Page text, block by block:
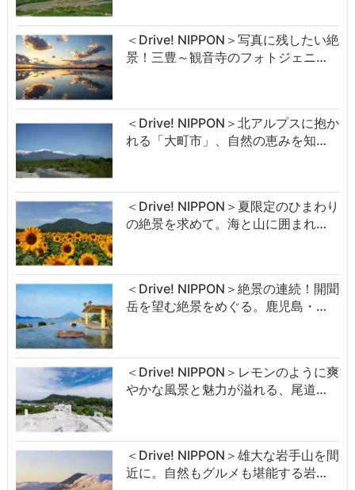
＜Drive! NIPPON＞写真に残したい絶
景！三豊～観音寺のフォトジェニ…
＜Drive! NIPPON＞北アルプスに抱か
れる「大町市」、自然の恵みを知…
＜Drive! NIPPON＞夏限定のひまわり
の絶景を求めて。海と山に囲まれ…
＜Drive! NIPPON＞絶景の連続！開聞
岳を望む絶景をめぐる。鹿児島・…
＜Drive! NIPPON＞レモンのように爽
やかな風景と魅力が溢れる、尾道…
＜Drive! NIPPON＞雄大な岩手山を間
近に。自然もグルメも堪能する岩…